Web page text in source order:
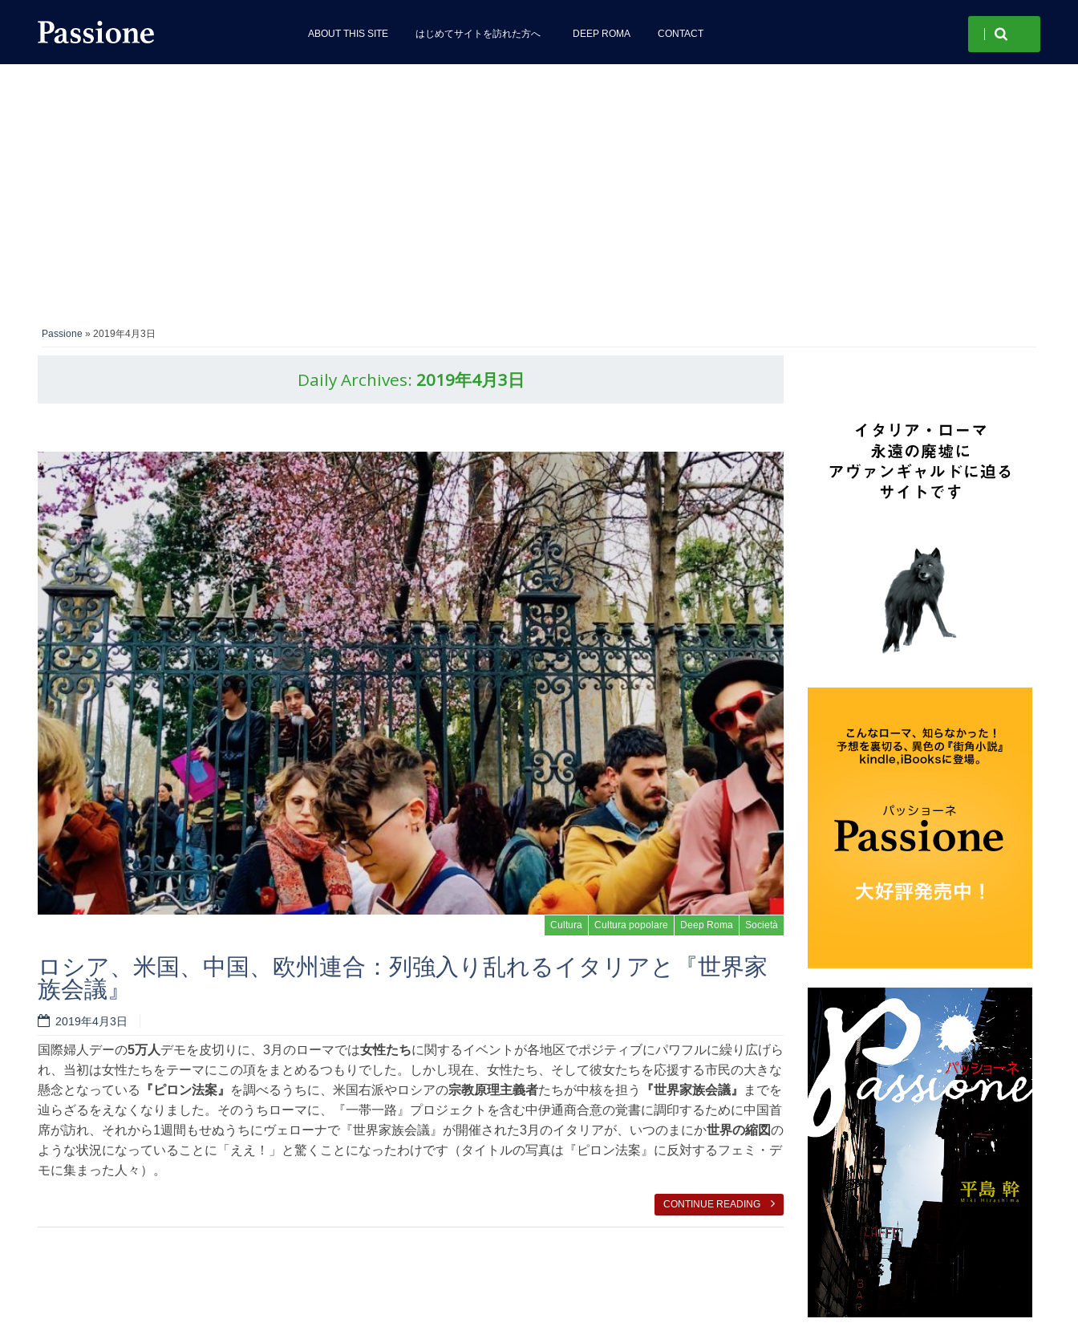
ABOUT THIS SITE はじめてサイトを訪れた方へ DEEP ROMA CONTACT
Passione » 2019年4月3日
Daily Archives: 2019年4月3日
Cultura Cultura popolare Deep Roma Società
ロシア、米国、中国、欧州連合：列強入り乱れるイタリアと『世界家
族会議』
2019年4月3日
国際婦人デーの5万人デモを皮切りに、3月のローマでは女性たちに関するイベントが各地区でポジティブにパワフルに繰り広げら
れ、当初は女性たちをテーマにこの項をまとめるつもりでした。しかし現在、女性たち、そして彼女たちを応援する市民の大きな
懸念となっている
『ピロン法案』 を調べるうちに、米国右派やロシアの宗教原理主義者たちが中核を担う 『世界家族会議』
までを
辿らざるをえなくなりました。そのうちローマに、『一帯一路』プロジェクトを含む中伊通商合意の覚書に調印するために中国首
席が訪れ、それから1週間もせぬうちにヴェローナで『世界家族会議』が開催された3月のイタリアが、いつのまにか世界の縮図の
ような状況になっていることに「ええ！」と驚くことになったわけです（タイトルの写真は『ピロン法案』に反対するフェミ・デ
モに集まった人々）。
CONTINUE READING